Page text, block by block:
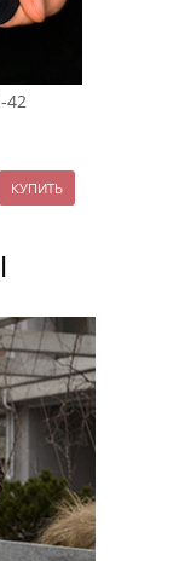
42